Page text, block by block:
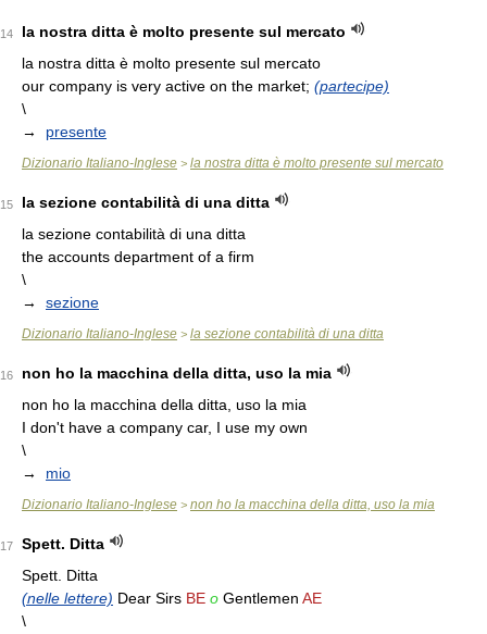
14
la nostra ditta è molto presente sul mercato
la nostra ditta è molto presente sul mercato
our company is very active on the market; (partecipe)
\
→ presente
Dizionario Italiano-Inglese > la nostra ditta è molto presente sul mercato
15
la sezione contabilità di una ditta
la sezione contabilità di una ditta
the accounts department of a firm
\
→ sezione
Dizionario Italiano-Inglese > la sezione contabilità di una ditta
16
non ho la macchina della ditta, uso la mia
non ho la macchina della ditta, uso la mia
I don't have a company car, I use my own
\
→ mio
Dizionario Italiano-Inglese > non ho la macchina della ditta, uso la mia
17
Spett. Ditta
Spett. Ditta
(nelle lettere) Dear Sirs BE o Gentlemen AE
\